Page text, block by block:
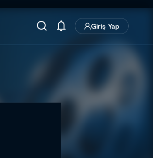
Giriş Yap